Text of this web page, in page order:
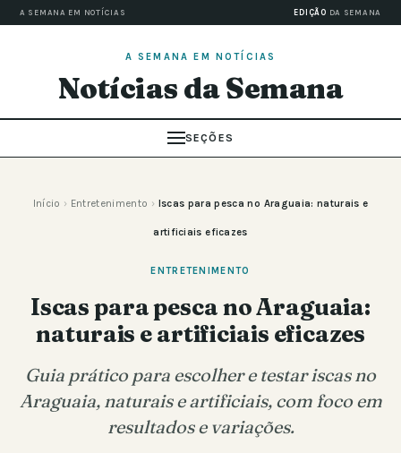
A SEMANA EM NOTÍCIAS EDIÇÃO DA SEMANA
A SEMANA EM NOTÍCIAS
Notícias da Semana
SEÇÕES
Início › Entretenimento › Iscas para pesca no Araguaia: naturais e
artificiais eficazes
ENTRETENIMENTO
Iscas para pesca no Araguaia:
naturais e artificiais eficazes
Guia prático para escolher e testar iscas no
Araguaia, naturais e artificiais, com foco em
resultados e variações.